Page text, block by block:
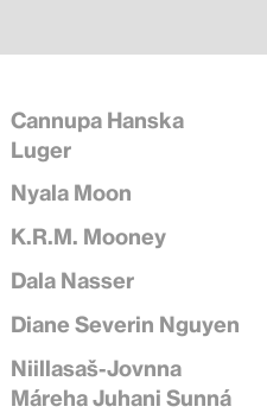
Cannupa Hanska
Luger
Nyala Moon
K.R.M. Mooney
Dala Nasser
Diane Severin Nguyen
Niillasaš-Jovnna
Máreha Juhani Sunná